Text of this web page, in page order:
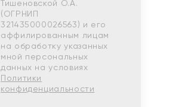
Тишеновской О.А.
(ОГРНИП
321435000026563) и его
аффилированным лицам
на обработку указанных
мной персональных
данных на условиях
Политики
конфиденциальности